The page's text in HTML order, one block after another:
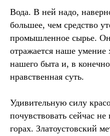
Вода. В ней надо,
большее, чем средство
промышленное сырье.
отражается наше умение
нашего быта и, в
нравственная суть.
Удивительную силу
почувствовать сейчас не
горах. Златоустовский